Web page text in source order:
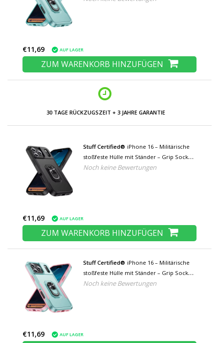
€11,69 AUF LAGER
ZUM WARENKORB HINZUFÜGEN
30 TAGE RÜCKZUGSZEIT + 3 JAHRE GARANTIE
Stuff Certified® iPhone 16 – Militärische
stoßfeste Hülle mit Ständer – Grip Socket
Magnetische Schutzhülle – Schwarz
Noch keine Bewertungen
€11,69 AUF LAGER
ZUM WARENKORB HINZUFÜGEN
Stuff Certified® iPhone 16 – Militärische
stoßfeste Hülle mit Ständer – Grip Socket
Magnetische Schutzhülle – Grün Pink
Noch keine Bewertungen
€11,69 AUF LAGER